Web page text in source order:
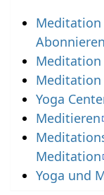
Meditation
Meditation
Meditation
Yoga
Meditieren
Meditation
Yoga und